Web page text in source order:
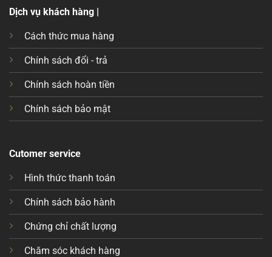
Dịch vụ khách hàng |
Cách thức mua hàng
Chính sách đổi - trả
Chính sách hoàn tiền
Chính sách bảo mật
Cutomer service
Hình thức thanh toán
Chính sách bảo hành
Chứng chỉ chất lượng
Chăm sóc khách hàng